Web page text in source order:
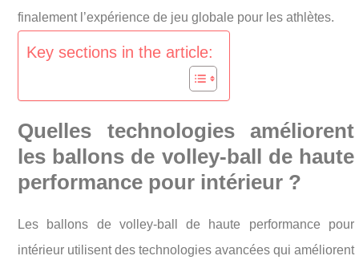
finalement l’expérience de jeu globale pour les athlètes.
Key sections in the article:
Quelles technologies améliorent
les ballons de volley-ball de haute
performance pour intérieur ?
Les ballons de volley-ball de haute performance pour
intérieur utilisent des technologies avancées qui améliorent